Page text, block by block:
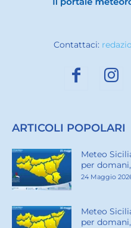
Contattaci:
ARTICOLI POPOLARI
Meteo
per
24 Maggio
Meteo
per